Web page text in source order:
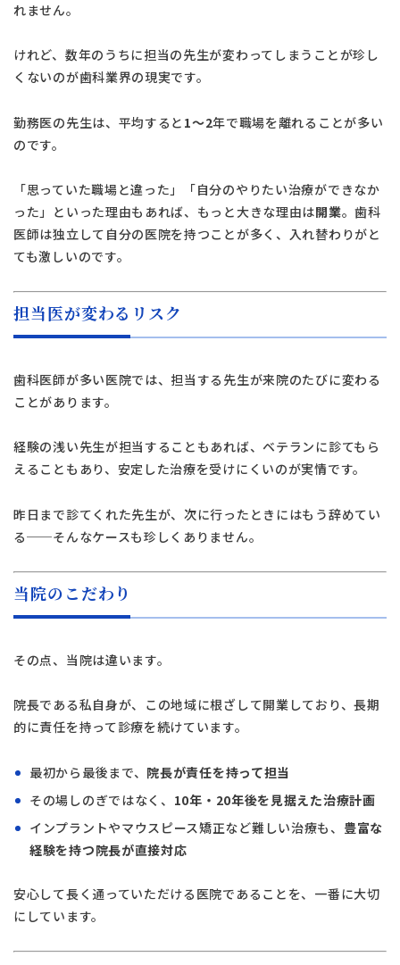
タップで電話できます
れません。
けれど、数年のうちに担当の先生が変わってしまうことが珍し
くないのが歯科業界の現実です。
勤務医の先生は、平均すると 1〜2年で職場を離れることが多い
のです。
「思っていた職場と違った」「自分のやりたい治療ができなか
った」といった理由もあれば、もっと大きな理由は開業。歯科
医師は独立して自分の医院を持つことが多く、入れ替わりがと
ても激しいのです。
担当医が変わるリスク
歯科医師が多い医院では、担当する先生が来院のたびに変わる
ことがあります。
経験の浅い先生が担当することもあれば、ベテランに診てもら
えることもあり、安定した治療を受けにくいのが実情です。
昨日まで診てくれた先生が、次に行ったときにはもう辞めてい
る──そんなケースも珍しくありません。
当院のこだわり
その点、当院は違います。
院長である私自身が、この地域に根ざして開業しており、長期
的に責任を持って診療を続けています。
最初から最後まで、 院長が責任を持って担当
その場しのぎではなく、 10年・20年後を見据えた治療計画
インプラントやマウスピース矯正など難しい治療も、 豊富な
経験を持つ院長が直接対応
安心して長く通っていただける医院であることを、一番に大切
にしています。